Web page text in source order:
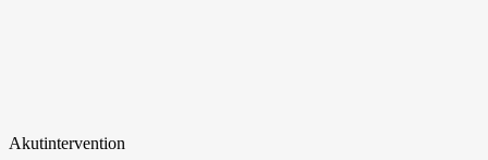
Akutintervention